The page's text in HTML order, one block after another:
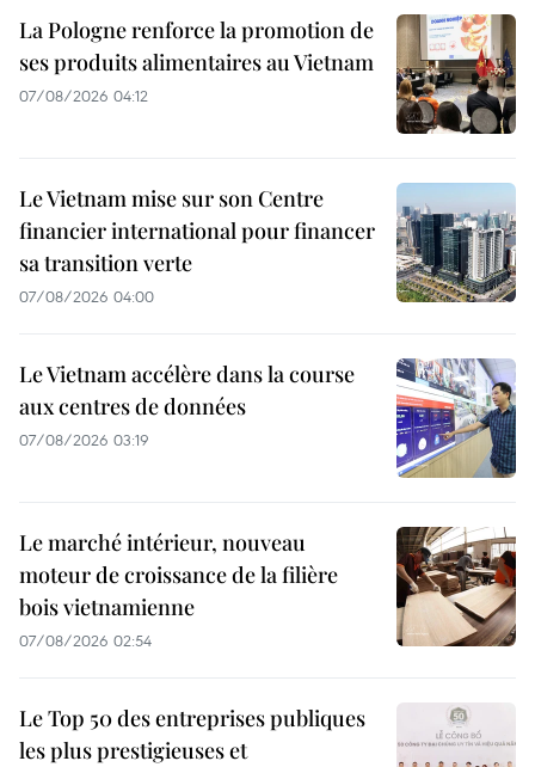
La Pologne renforce la promotion de
ses produits alimentaires au Vietnam
07/08/2026 04:12
Le Vietnam mise sur son Centre
financier international pour financer
sa transition verte
07/08/2026 04:00
Le Vietnam accélère dans la course
aux centres de données
07/08/2026 03:19
Le marché intérieur, nouveau
moteur de croissance de la filière
bois vietnamienne
07/08/2026 02:54
Le Top 50 des entreprises publiques
les plus prestigieuses et